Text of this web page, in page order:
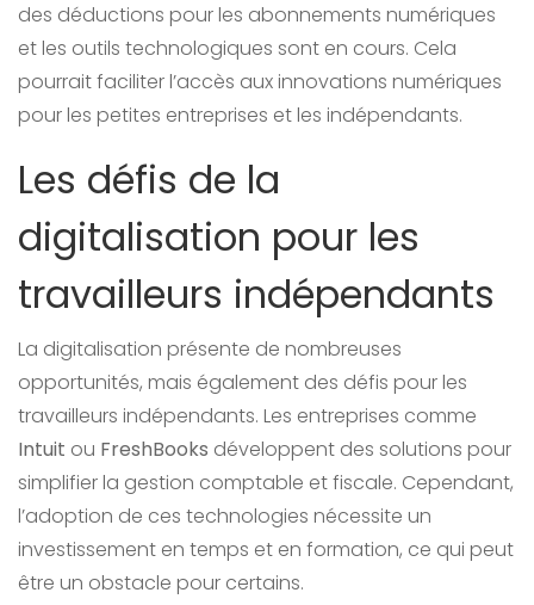
des déductions pour les abonnements numériques
et les outils technologiques sont en cours. Cela
pourrait faciliter l’accès aux innovations numériques
pour les petites entreprises et les indépendants.
Les défis de la
digitalisation pour les
travailleurs indépendants
La digitalisation présente de nombreuses
opportunités, mais également des défis pour les
travailleurs indépendants. Les entreprises comme
Intuit ou FreshBooks développent des solutions pour
simplifier la gestion comptable et fiscale. Cependant,
l’adoption de ces technologies nécessite un
investissement en temps et en formation, ce qui peut
être un obstacle pour certains.